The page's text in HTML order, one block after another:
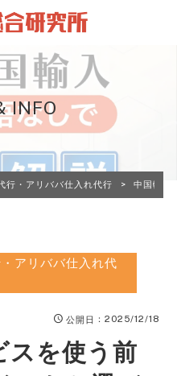
INFO
行・アリババ仕入れ代行 > 中国輸入
アリババ仕入れ代
公開日 ：2025/12/18
スを使う前